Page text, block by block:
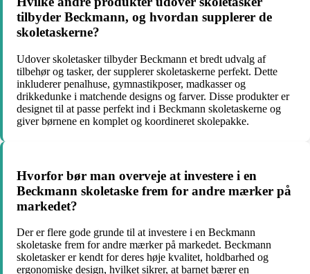
tilbyder Beckmann, og hvordan supplerer de
skoletaskerne?
Udover skoletasker tilbyder Beckmann et bredt udvalg af
tilbehør og tasker, der supplerer skoletaskerne perfekt. Dette
inkluderer penalhuse, gymnastikposer, madkasser og
drikkedunke i matchende designs og farver. Disse produkter er
designet til at passe perfekt ind i Beckmann skoletaskerne og
giver børnene en komplet og koordineret skolepakke.
Hvorfor bør man overveje at investere i en
Beckmann skoletaske frem for andre mærker på
markedet?
Der er flere gode grunde til at investere i en Beckmann
skoletaske frem for andre mærker på markedet. Beckmann
skoletasker er kendt for deres høje kvalitet, holdbarhed og
ergonomiske design, hvilket sikrer, at barnet bærer en